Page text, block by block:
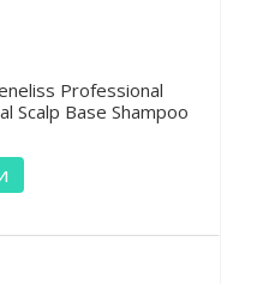
Professional
Scalp Base Shampoo